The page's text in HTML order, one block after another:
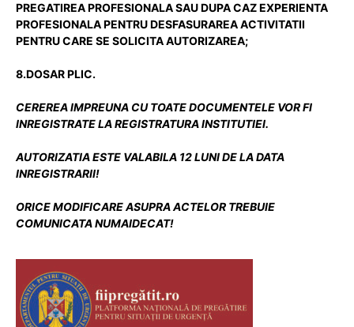
PREGATIREA PROFESIONALA SAU DUPA CAZ EXPERIENTA
PROFESIONALA PENTRU DESFASURAREA ACTIVITATII
PENTRU CARE SE SOLICITA AUTORIZAREA;
8.DOSAR PLIC.
CEREREA IMPREUNA CU TOATE DOCUMENTELE VOR FI
INREGISTRATE LA REGISTRATURA INSTITUTIEI.
AUTORIZATIA ESTE VALABILA 12 LUNI DE LA DATA
INREGISTRARII!
ORICE MODIFICARE ASUPRA ACTELOR TREBUIE
COMUNICATA NUMAIDECAT!